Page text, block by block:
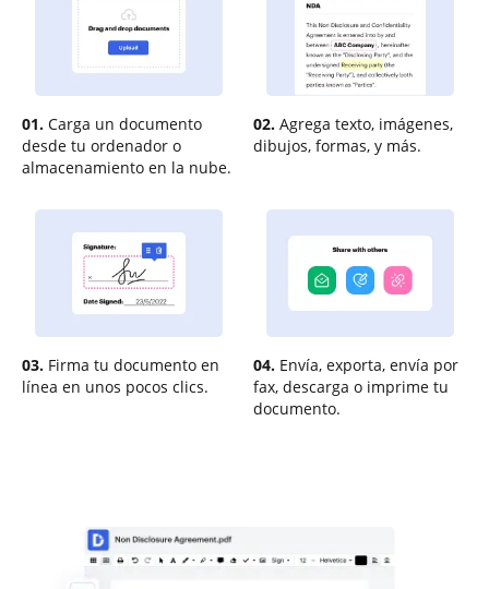
01. Carga un documento
desde tu ordenador o
almacenamiento en la nube.
02. Agrega texto, imágenes,
dibujos, formas, y más.
03. Firma tu documento en
línea en unos pocos clics.
04. Envía, exporta, envía por
fax, descarga o imprime tu
documento.